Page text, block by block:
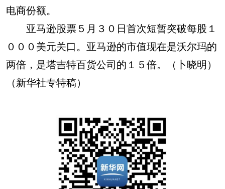
电商份额。
亚马逊股票５月３０日首次短暂突破每股１
０００美元关口。亚马逊的市值现在是沃尔玛的
两倍，是塔吉特百货公司的１５倍。（卜晓明）
（新华社专特稿）